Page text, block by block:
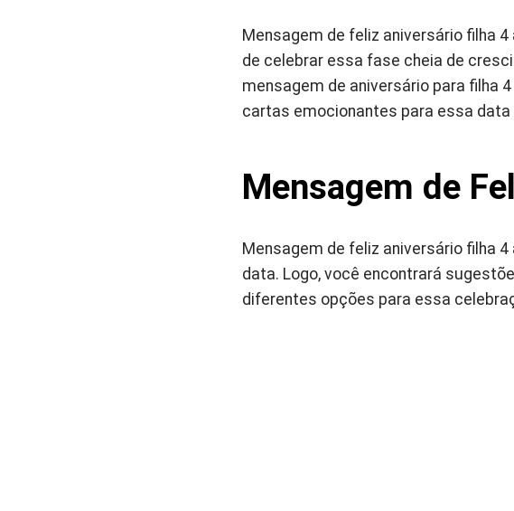
Mensagem de feliz aniversário filha
de celebrar essa fase cheia de
mensagem de aniversário para filha
cartas emocionantes para essa data
Mensagem de
Mensagem de feliz aniversário filha
data. Logo, você encontrará
diferentes opções para essa